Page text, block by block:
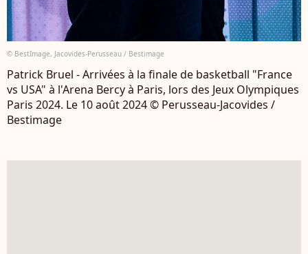
© BestImage, Jacovides-Perusseau / Bestimage
Patrick Bruel - Arrivées à la finale de basketball "France
vs USA" à l'Arena Bercy à Paris, lors des Jeux Olympiques
Paris 2024. Le 10 août 2024 © Perusseau-Jacovides /
Bestimage